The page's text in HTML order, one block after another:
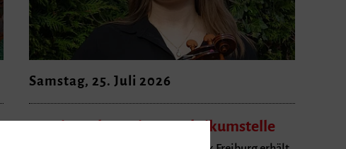
Samstag, 25. Juli 2026
Leonie Welt gewinnt Praktikumstelle